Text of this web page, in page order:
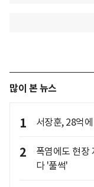
많이 본 뉴스
1 서장훈, 28억
2
폭염에도 현장
다 '풀썩'